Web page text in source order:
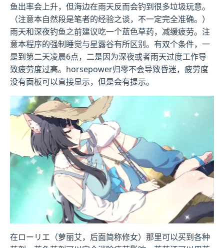
鱼出率会上升，但海边在雨天反而会钓到很多垃圾玩意。
（注意本自然段是笔者的经验之谈，不一定完全准确。）
雨天和深夜钓鱼之前建议吃一个蓝色草药，减缓疲劳。注
意本程序的强制睡觉与星露谷有所区别。有双个条件，一
是到第二天凌晨6点，二是因为深夜或者雨天过度工作导
致疲劳度过高。horsepower归零不会导致昏迷，疲劳度
没有面板可以直接显示，但是会有提示。
在ローリエ（萝丽艾，后面简称修女）那里可以买到各种